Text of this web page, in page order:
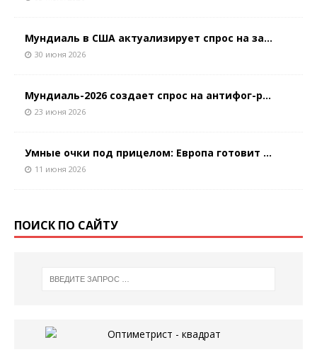
Мундиаль в США актуализирует спрос на за...
30 июня 2026
Мундиаль-2026 создает спрос на антифог-р...
23 июня 2026
Умные очки под прицелом: Европа готовит ...
11 июня 2026
ПОИСК ПО САЙТУ